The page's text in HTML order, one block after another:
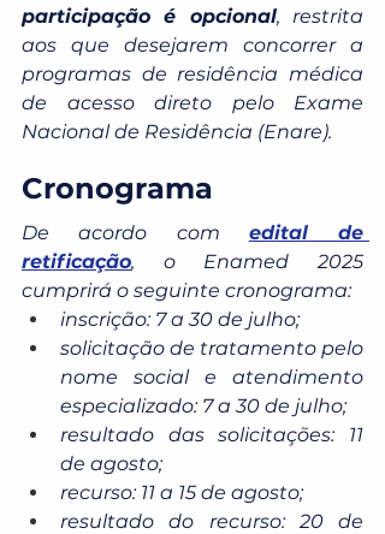
participação é opcional, restrita
aos que desejarem concorrer a
programas de residência médica
de acesso direto pelo Exame
Nacional de Residência (Enare).
Cronograma
De acordo com edital de
retificação, o Enamed 2025
cumprirá o seguinte cronograma:
inscrição: 7 a 30 de julho;
solicitação de tratamento pelo
nome social e atendimento
especializado: 7 a 30 de julho;
resultado das solicitações: 11
de agosto;
recurso: 11 a 15 de agosto;
resultado do recurso: 20 de